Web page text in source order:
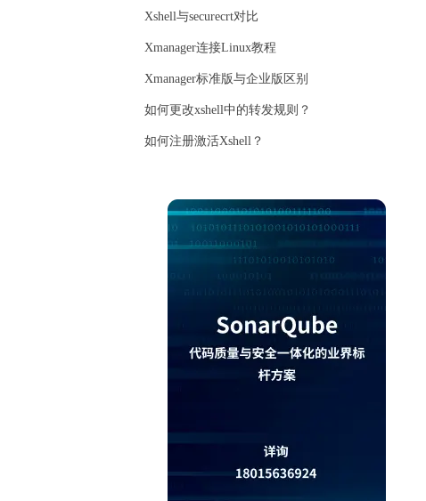
Xshell与securecrt对比
Xmanager连接Linux教程
Xmanager标准版与企业版区别
如何更改xshell中的转发规则？
如何注册激活Xshell？